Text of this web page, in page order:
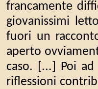
francamente
giovanissimi
fuori un
aperto
caso. [...] Poi
riflessioni